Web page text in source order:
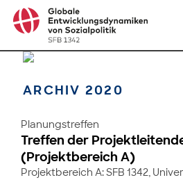
ARCHIV 2020
Planungstreffen
Treffen der
(Projektbereich A)
Projektbereich A: SFB 1342,